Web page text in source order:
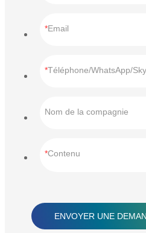
Email
Téléphone/WhatsApp/
Nom de la compagnie
Contenu
ENVOYER UNE